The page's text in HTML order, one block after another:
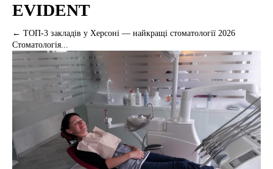
EVIDENT
← ТОП-3 закладів у Херсоні — найкращі стоматології 2026
Стоматологія...